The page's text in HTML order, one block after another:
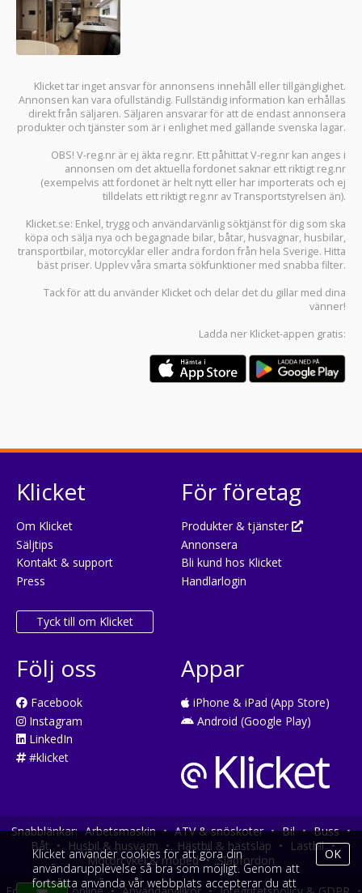
Klicket tar inget ansvar för annonsens innehåll eller tillgänglighet.
Annonsen kan vara ofullständig. Fullständig information kan erhållas
direkt från säljaren. Säljaren ansvarar för att de endast annonsera
produkter och tjänster som är i enlighet med gällande svenska lagar.
OBS! V-reg.nr är ej äkta reg.nr. Ett påhittat V-reg.nr kan anges i
annonsen om det aktuella fordonet saknar ett riktigt reg.nr
(exempelvis att fordonet är helt nytt eller har importerats och ej
tilldelats ett riktigt reg.nr av Transportstyrelsen än).
Klicket.se: Enkel, trygg och användarvänlig söktjänst för dig som ska
köpa och sälja nya och begagnade bilar, båtar, husvagnar, husbilar,
transportbilar, motorcyklar eller andra fordon från hela Sverige. Hitta
bäst priser. Upplev våra smarta sökfunktioner med snabba filter.
Tack för att du använder Klicket och delar det du gillar med dina
vänner!
Ladda ner Klicket-appen gratis:
Klicket
Om Klicket
Säljtips
Kontakt & support
Press
Tyck till om Klicket
För företag
Produkter & tjänster
Annonsera
Bli kund hos Klicket
Handlarlogin
Följ oss
Facebook
Instagram
LinkedIn
#klicket
Appar
iPhone & iPad (App Store)
Android (Google Play)
Snabblänkar: Arbetsmaskin • ATV & snöskoter • Bil • Buss •
Båt • Husbil & husvagn • Hästbil & hästsläp • Lastbil •
Motorcykel & moped • Släpfordon
Klicket använder cookies för att göra din
användarupplevelse så bra som möjligt. Genom att
fortsätta använda vår webbplats accepterar du att
OK